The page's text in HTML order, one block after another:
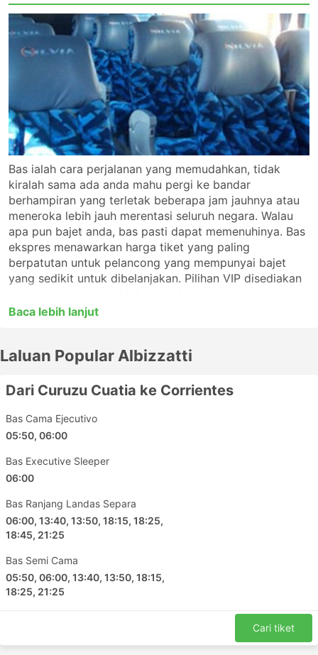
Bas ialah cara perjalanan yang memudahkan, tidak
kiralah sama ada anda mahu pergi ke bandar
berhampiran yang terletak beberapa jam jauhnya atau
meneroka lebih jauh merentasi seluruh negara. Walau
apa pun bajet anda, bas pasti dapat memenuhinya. Bas
ekspres menawarkan harga tiket yang paling
berpatutan untuk pelancong yang mempunyai bajet
yang sedikit untuk dibelanjakan. Pilihan VIP disediakan
aspek keselesaan. Sebelum anda menaiki bas, pastikan
atau kelas pertama yang menyediakan perkhidmatan
beberapa stesen kecil di sepanjang perjalanan. Bas
yang bagus untuk perjalanan yang lebih pendek, tetapi
tidak sesuai untuk perjalanan yang lebih lama. Kaji
destinasi jarak jauh selalunya menggunakan bas malam,
dan sesetengahnya menawarkan tempat duduk atau
kerusi tempat tidur yang lebih luas untuk perjalanan
sedemikian. Buat tempahan dalam talian untuk tiket bas
anda dengan Albizzatti. Ulasan dari para pengembara
lain juga akan membantu anda untuk memilih tiket dan
kelas koc yang terbaik
Stesen Popular Albizzatti
Stesen utama yang dilalui oleh bas Albizzatti
Baca lebih lanjut
Laluan Popular Albizzatti
Dari Curuzu Cuatia ke Corrientes
Bas Cama Ejecutivo
05:50, 06:00
Bas Executive Sleeper
06:00
Bas Ranjang Landas Separa
06:00, 13:40, 13:50, 18:15, 18:25,
18:45, 21:25
Bas Semi Cama
05:50, 06:00, 13:40, 13:50, 18:15,
18:25, 21:25
Cari tiket